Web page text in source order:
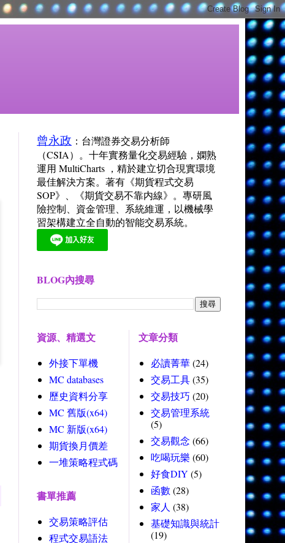
曾永政 ：台灣證券交易分析師
（CSIA）。十年實務量化交易經驗，嫻熟
運用 MultiCharts ，精於建立切合現實環境
最佳解決方案。著有《期貨程式交易
SOP》、《期貨交易不靠内線》。專研風
險控制、資金管理、系統維運，以機械學
習架構建立全自動的智能交易系統。
BLOG內搜尋
資源、精選文
外接下單機
MC databases
歷史資料分享
MC 舊版(x64)
MC 新版(x64)
期貨換月價差
一堆策略程式碼
書單推薦
交易策略評估
程式交易語法
文章分類
必讀菁華(24)
交易工具(35)
交易技巧 (20)
交易管理系統
(5)
交易觀念 (66)
吃喝玩樂 (60)
好食DIY (5)
函數 (28)
家人 (38)
基礎知識與統計
(19)